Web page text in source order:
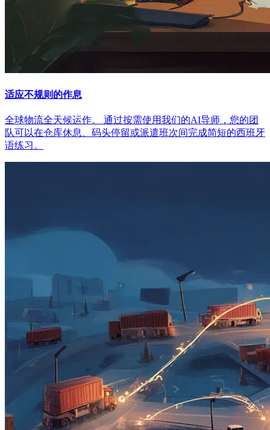
适应不规则的作息
全球物流全天候运作。 通过按需使用我们的AI导师，您的团
队可以在仓库休息、码头停留或派遣班次间完成简短的西班牙
语练习。